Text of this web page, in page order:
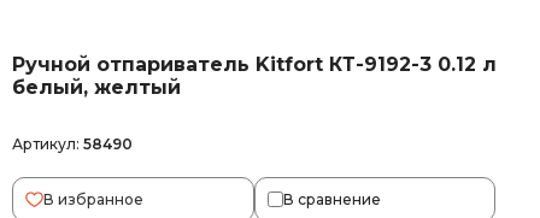
Ручной отпариватель Kitfort КТ-9192-3 0.12 л
белый, желтый
Артикул: 58490
В избранное В сравнение